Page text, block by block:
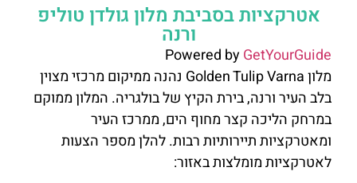
אטרקציות בסביבת מלון גולדן טוליפ
ורנה
Powered byGetYourGuide
מלון Golden Tulip Varna נהנה ממיקום מרכזי מצוין
בלב העיר ורנה, בירת הקיץ של בולגריה. המלון ממוקם
במרחק הליכה קצר מחוף הים, ממרכז העיר
ומאטרקציות תיירותיות רבות. להלן מספר הצעות
לאטרקציות מומלצות באזור: